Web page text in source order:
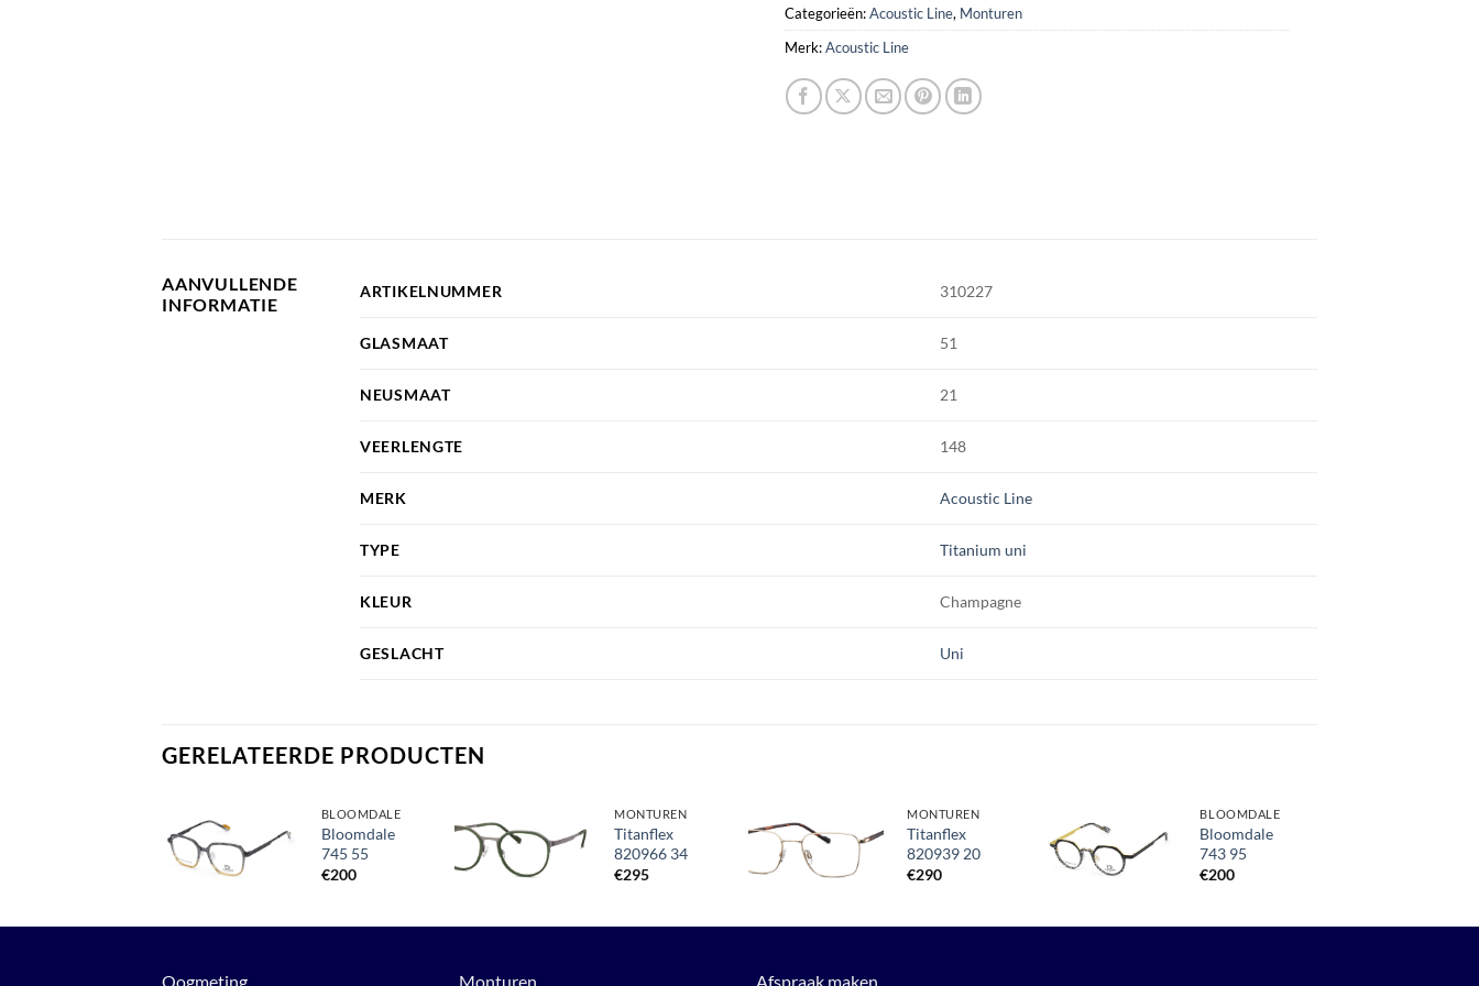
Categorieën:Acoustic Line, Monturen
Merk:Acoustic Line
AANVULLENDE
INFORMATIE
ARTIKELNUMMER 310227
GLASMAAT 51
NEUSMAAT 21
VEERLENGTE 148
MERK Acoustic Line
TYPE Titanium uni
KLEUR Champagne
GESLACHT Uni
GERELATEERDE PRODUCTEN
Toevoegen
aan
BLOOMDALE
Bloomdale
745 55
€200
Toevoegen
aan
MONTUREN
Titanflex
820966 34
€295
Toevoegen
MONTUREN
Titanflex
820939 20
€290
Toevoegen
aan
BLOOMDALE
Bloomdale
743 95
€200
Oogmeting Monturen Afspraak maken